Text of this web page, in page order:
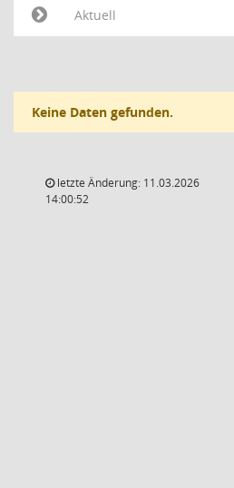
Aktuell
Keine Daten gefunden.
letzte Änderung: 11.03.2026
14:00:52